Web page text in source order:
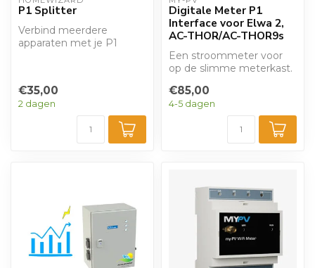
P1 Splitter
Verbind meerdere
apparaten met je P1
€35,00
2 dagen
Digitale Meter P1
Interface voor Elwa 2,
AC-THOR/AC-THOR9s
Een stroommeter voor
op de slimme meterkast.
zonnestroom ove...
€85,00
4-5 dagen